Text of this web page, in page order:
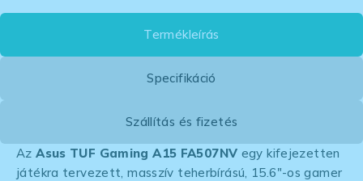
Termékleírás
Specifikáció
Szállítás és fizetés
AzAsus TUF Gaming A15 FA507NV egy kifejezetten
játékra tervezett, masszív teherbírású, 15.6″-os gamer